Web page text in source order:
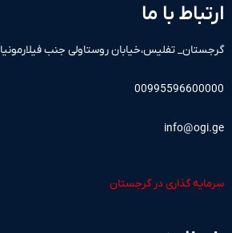
ارتباط با ما
گرجستان_ تفلیس،خیابان روستاولی جنب فیلارمونیا
00995596600000
info@ogi.ge
سرمایه گذاری در گرجستان